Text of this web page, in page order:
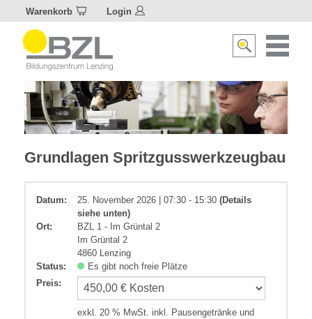
Warenkorb Login
Suche
Kunststoff
Grundlagen Spritzgusswerkzeugbau
Datum: 25. November 2026 | 07:30 - 15:30 (Details
siehe unten)
Ort:
BZL 1 - Im Grüntal 2
Im Grüntal 2
4860 Lenzing
Status:
Es gibt noch freie Plätze
Preis:
exkl. 20 % MwSt. inkl. Pausengetränke und